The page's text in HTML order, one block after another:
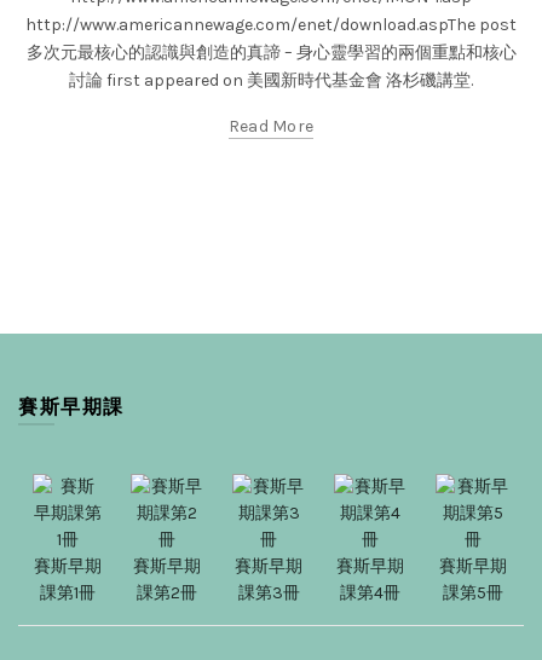
http://www.americannewage.com/enet/download.aspThe post
多次元最核心的認識與創造的真諦 – 身心靈學習的兩個重點和核心
討論 first appeared on 美國新時代基金會 洛杉磯講堂.
Read More
賽斯早期課
賽斯早期
課第1冊
賽斯早期
課第2冊
賽斯早期
課第3冊
賽斯早期
課第4冊
賽斯早期
課第5冊